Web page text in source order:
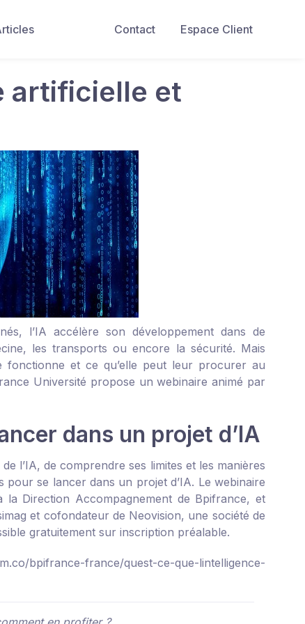
Contact
Espace Client
artificielle et
l’IA accélère son développement dans de
les transports ou encore la sécurité. Mais
fonctionne et ce qu’elle peut leur procurer au
Université propose un webinaire animé par
dans un projet d’IA
l’IA, de comprendre ses limites et les manières
pour se lancer dans un projet d’IA. Le webinaire
Direction Accompagnement de Bpifrance, et
et cofondateur de Neovision, une société de
gratuitement sur inscription préalable.
bpifrance-france/quest-ce-que-lintelligence-